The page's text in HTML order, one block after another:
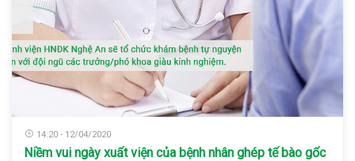
14:20 - 12/04/2020
Niềm vui ngày xuất viện của bệnh nhân ghép tế bào gốc